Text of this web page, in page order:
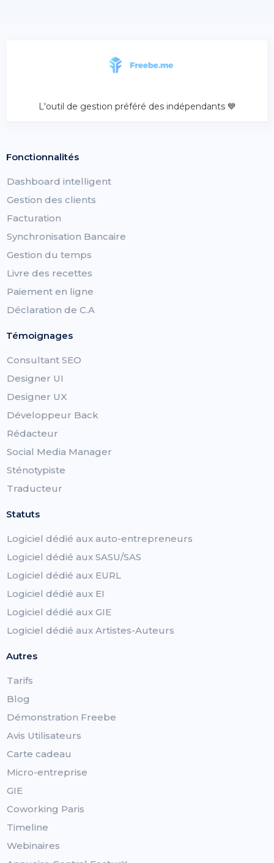
L'outil de gestion préféré des indépendants 💙
Fonctionnalités
Dashboard intelligent
Gestion des clients
Facturation
Synchronisation Bancaire
Gestion du temps
Livre des recettes
Paiement en ligne
Déclaration de C.A
Témoignages
Consultant SEO
Designer UI
Designer UX
Développeur Back
Rédacteur
Social Media Manager
Sténotypiste
Traducteur
Statuts
Logiciel dédié aux auto-entrepreneurs
Logiciel dédié aux SASU/SAS
Logiciel dédié aux EURL
Logiciel dédié aux EI
Logiciel dédié aux GIE
Logiciel dédié aux Artistes-Auteurs
Autres
Tarifs
Blog
Démonstration Freebe
Avis Utilisateurs
Carte cadeau
Micro-entreprise
GIE
Coworking Paris
Timeline
Webinaires